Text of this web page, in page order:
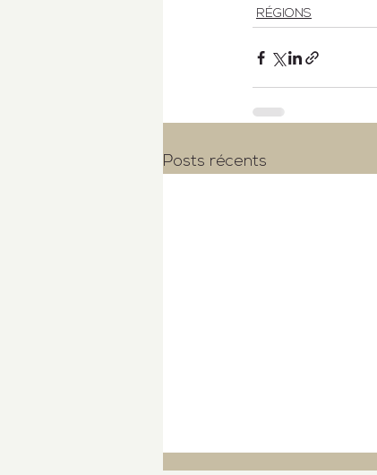
RÉGIONS
Posts récents